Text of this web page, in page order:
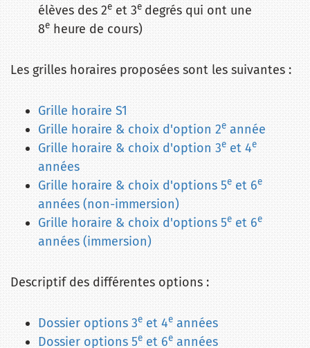
élèves des 2e et 3e degrés qui ont une
8e heure de cours)
Les grilles horaires proposées sont les suivantes :
Grille horaire S1
Grille horaire & choix d'option 2e année
Grille horaire & choix d'option 3e et 4e
années
Grille horaire & choix d'options 5e et 6e
années (non-immersion)
Grille horaire & choix d'options 5e et 6e
années (immersion)
Descriptif des différentes options :
Dossier options 3e et 4e années
Dossier options 5e et 6e années